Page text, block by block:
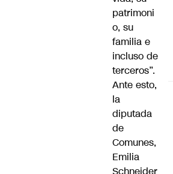
patrimoni
o, su
familia e
incluso de
terceros”.
Ante esto,
la
diputada
de
Comunes,
Emilia